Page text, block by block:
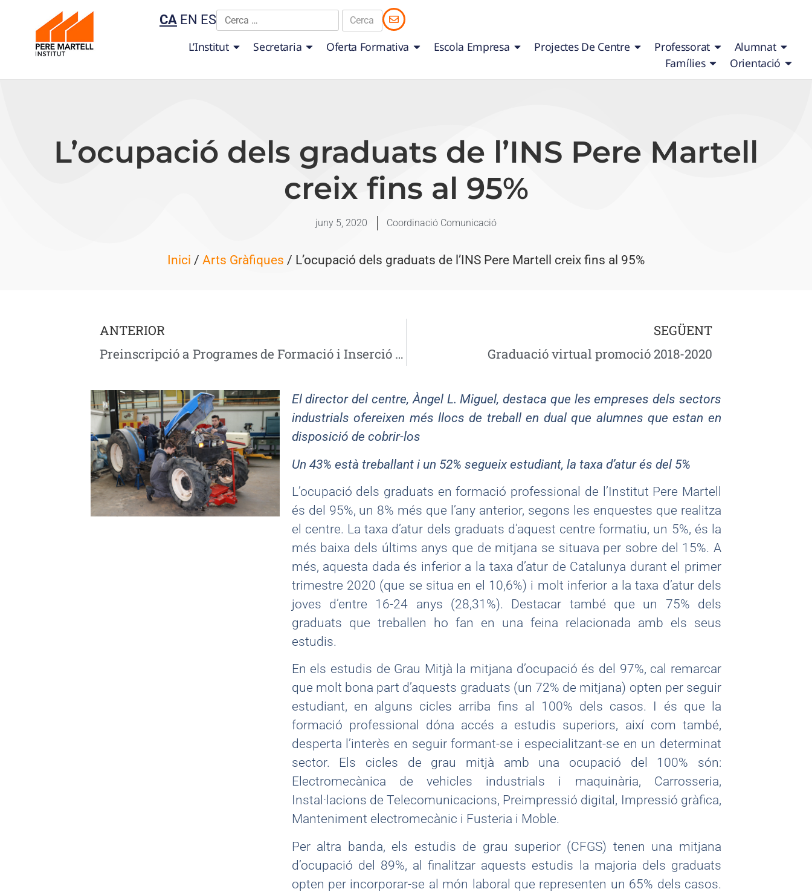
CA EN ES
L’Institut Secretaria Oferta Formativa Escola Empresa Projectes De Centre Professorat
Alumnat
Famílies
Orientació
L’ocupació dels graduats de l’INS Pere Martell
creix fins al 95%
juny 5, 2020 Coordinació Comunicació
Inici / Arts Gràfiques / L’ocupació dels graduats de l’INS Pere Martell creix fins al 95%
ANTERIOR
Preinscripció a Programes de Formació i Inserció (PFI)
SEGÜENT
Graduació virtual promoció 2018-2020
El director del centre, Àngel L. Miguel, destaca que les empreses dels sectors
industrials ofereixen més llocs de treball en dual que alumnes que estan en
disposició de cobrir-los
Un 43% està treballant i un 52% segueix estudiant, la taxa d’atur és del 5%
L’ocupació dels graduats en formació professional de l’Institut Pere Martell
és del 95%, un 8% més que l’any anterior, segons les enquestes que realitza
el centre. La taxa d’atur dels graduats d’aquest centre formatiu, un 5%, és la
més baixa dels últims anys que de mitjana se situava per sobre del 15%. A
més, aquesta dada és inferior a la taxa d’atur de Catalunya durant el primer
trimestre 2020 (que se situa en el 10,6%) i molt inferior a la taxa d’atur dels
joves d’entre 16-24 anys (28,31%). Destacar també que un 75% dels
graduats que treballen ho fan en una feina relacionada amb els seus
estudis.
En els estudis de Grau Mitjà la mitjana d’ocupació és del 97%, cal remarcar
que molt bona part d’aquests graduats (un 72% de mitjana) opten per seguir
estudiant, en alguns cicles arriba fins al 100% dels casos. I és que la
formació professional dóna accés a estudis superiors, així com també,
desperta l’interès en seguir formant-se i especialitzant-se en un determinat
sector. Els cicles de grau mitjà amb una ocupació del 100% són:
Electromecànica de vehicles industrials i maquinària, Carrosseria,
Instal·lacions de Telecomunicacions, Preimpressió digital, Impressió gràfica,
Manteniment electromecànic i Fusteria i Moble.
Per altra banda, els estudis de grau superior (CFGS) tenen una mitjana
d’ocupació del 89%, al finalitzar aquests estudis la majoria dels graduats
opten per incorporar-se al món laboral que representen un 65% dels casos.